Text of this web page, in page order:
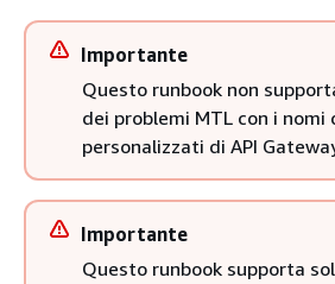
Importante
Questo runbook non
dei problemi MTL con i nomi
personalizzati di API
Importante
Questo runbook supporta